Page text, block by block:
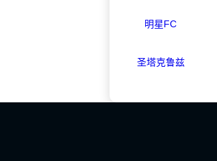
明星FC
圣塔克鲁兹